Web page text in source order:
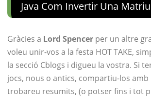
Java Com Invertir Una Matriu
Gràcies a Lord Spencer per un altre
voleu unir-vos a la festa HOT TAKE,
la secció Cblogs i digueu la vostra. Si
jocs, nous o antics, compartiu-los
trobareu resumits, (o potser fins i tot